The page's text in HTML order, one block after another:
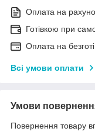
Оплата на
Готівкою при
Оплата на
Всі умови оплати
Умови
Повернення товару